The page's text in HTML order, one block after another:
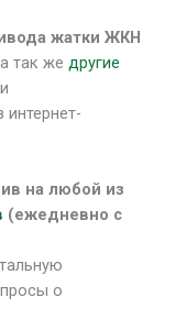
жатки ЖКН
так же другие
на любой из
(ежедневно с
о